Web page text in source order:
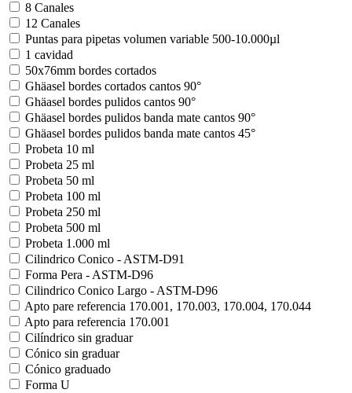
8 Canales
12 Canales
Puntas para pipetas volumen variable 500-10.000µl
1 cavidad
50x76mm bordes cortados
Ghäasel bordes cortados cantos 90°
Ghäasel bordes pulidos cantos 90°
Ghäasel bordes pulidos banda mate cantos 90°
Ghäasel bordes pulidos banda mate cantos 45°
Probeta 10 ml
Probeta 25 ml
Probeta 50 ml
Probeta 100 ml
Probeta 250 ml
Probeta 500 ml
Probeta 1.000 ml
Cilindrico Conico - ASTM-D91
Forma Pera - ASTM-D96
Cilindrico Conico Largo - ASTM-D96
Apto pare referencia 170.001, 170.003, 170.004, 170.044
Apto para referencia 170.001
Cilíndrico sin graduar
Cónico sin graduar
Cónico graduado
Forma U